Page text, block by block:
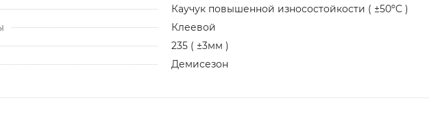
Каучук повышенной износостойкости ( ±50ºC )
Клеевой
235 ( ±3мм )
Демисезон